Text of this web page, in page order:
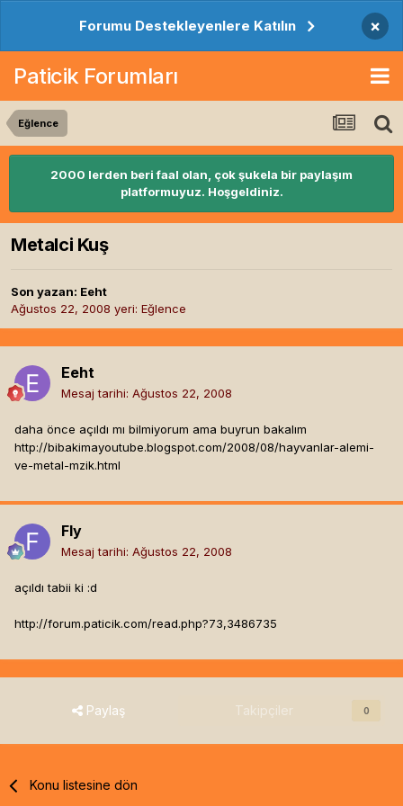
Forumu Destekleyenlere Katılın ×
Paticik Forumları
Eğlence
2000 lerden beri faal olan, çok şukela bir paylaşım
platformuyuz. Hoşgeldiniz.
Metalci Kuş
Son yazan: Eeht
Ağustos 22, 2008 yeri: Eğlence
Eeht
Mesaj tarihi: Ağustos 22, 2008
daha önce açıldı mı bilmiyorum ama buyrun bakalım
http://bibakimayoutube.blogspot.com/2008/08/hayvanlar-alemi-
ve-metal-mzik.html
Fly
Mesaj tarihi: Ağustos 22, 2008
açıldı tabii ki :d
http://forum.paticik.com/read.php?73,3486735
Paylaş Takipçiler 0
Konu listesine dön